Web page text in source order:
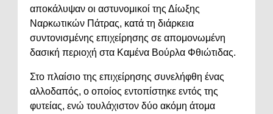
αποκάλυψαν οι αστυνομικοί της Δίωξης
Ναρκωτικών Πάτρας, κατά τη διάρκεια
συντονισμένης επιχείρησης σε απομονωμένη
δασική περιοχή στα Καμένα Βούρλα Φθιώτιδας.
Στο πλαίσιο της επιχείρησης συνελήφθη ένας
αλλοδαπός, ο οποίος εντοπίστηκε εντός της
φυτείας, ενώ τουλάχιστον δύο ακόμη άτομα